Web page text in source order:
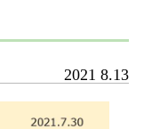
2021 8.13